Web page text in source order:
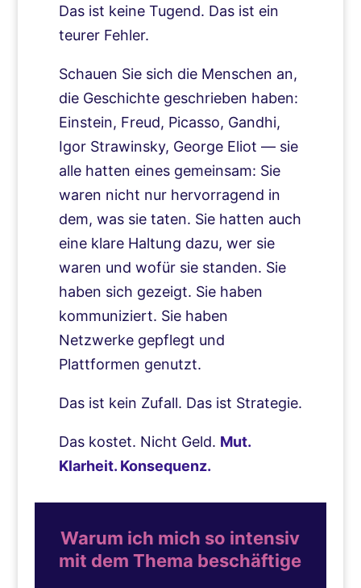
Das ist keine Tugend. Das ist ein
teurer Fehler.
Schauen Sie sich die Menschen an,
die Geschichte geschrieben haben:
Einstein, Freud, Picasso, Gandhi,
Igor Strawinsky, George Eliot — sie
alle hatten eines gemeinsam: Sie
waren nicht nur hervorragend in
dem, was sie taten. Sie hatten auch
eine klare Haltung dazu, wer sie
waren und wofür sie standen. Sie
haben sich gezeigt. Sie haben
kommuniziert. Sie haben
Netzwerke gepflegt und
Plattformen genutzt.
Das ist kein Zufall. Das ist Strategie.
Das kostet. Nicht Geld. Mut.
Klarheit. Konsequenz.
Warum ich mich so intensiv
mit dem Thema beschäftige